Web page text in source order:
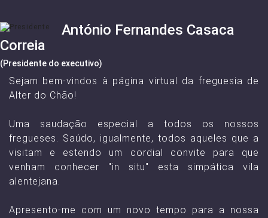
António Fernandes Casaca
Correia
(Presidente do executivo)
Sejam bem-vindos à página virtual da freguesia de
Alter do Chão!
Uma saudação especial a todos os nossos
fregueses. Saúdo, igualmente, todos aqueles que a
visitam e estendo um cordial convite para que
venham conhecer "in situ" esta simpática vila
alentejana.
Apresento-me com um novo tempo para a nossa